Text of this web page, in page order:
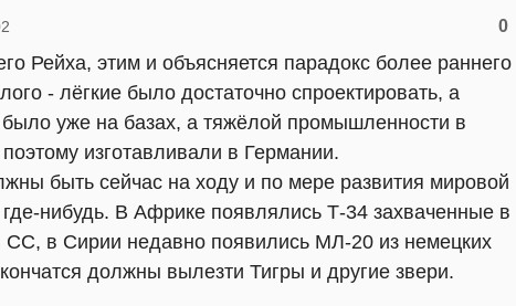
0
Рейха, этим и объясняется парадокс более раннего
- лёгкие было достаточно спроектировать, а
было уже на базах, а тяжёлой промышленности в
изготавливали в Германии.
быть сейчас на ходу и по мере развития мировой
нибудь. В Африке появлялись Т-34 захваченные в
СС, в Сирии недавно появились МЛ-20 из немецких
должны вылезти Тигры и другие звери.